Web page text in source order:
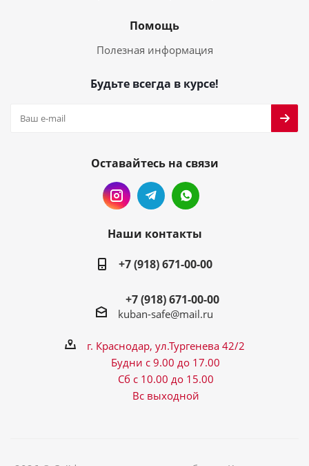
Помощь
Полезная информация
Будьте всегда в курсе!
Оставайтесь на связи
Наши контакты
+7 (918) 671-00-00
+7 (918) 671-00-00
kuban-safe@mail.ru
г. Краснодар, ул.Тургенева 42/2
Будни с 9.00 до 17.00
Сб с 10.00 до 15.00
Вс выходной